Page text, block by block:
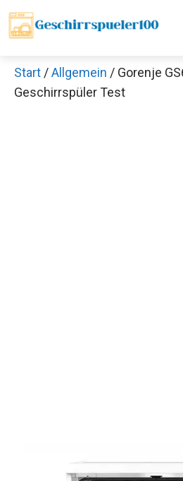
Zum
Inhalt
Start /Allgemein / Gorenje
Geschirrspüler Test